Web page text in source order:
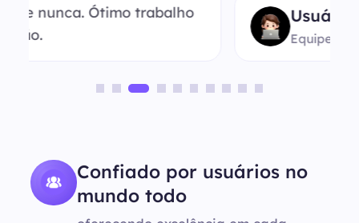
Usuário Anônimo
Equipe de Pesquisa de Mercado
Confiado por usuários no
mundo todo